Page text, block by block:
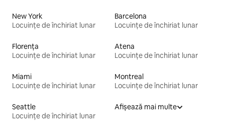
New York
Locuințe de închiriat lunar
Barcelona
Locuințe de închiriat lunar
Florența
Locuințe de închiriat lunar
Atena
Locuințe de închiriat lunar
Miami
Locuințe de închiriat lunar
Montreal
Locuințe de închiriat lunar
Seattle
Locuințe de închiriat lunar
Afișează mai multe